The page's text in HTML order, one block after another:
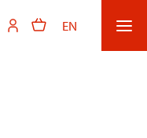
EN